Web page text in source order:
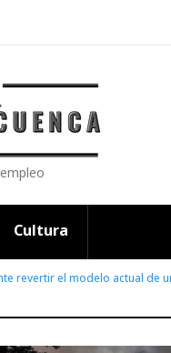
Cultura
revertir el modelo actual de